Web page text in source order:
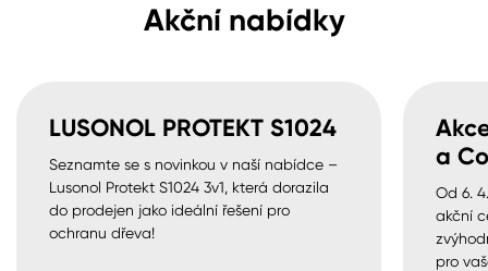
Akční nabídky
LUSONOL PROTEKT S1024
Seznamte se s novinkou v naší nabídce –
Lusonol Protekt S1024 3v1, která dorazila
do prodejen jako ideální řešení pro
ochranu dřeva!
a
Od 6.
akční
pro